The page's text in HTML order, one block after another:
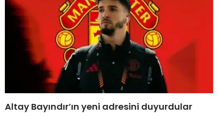
Altay Bayındır’ın yeni adresini duyurdular